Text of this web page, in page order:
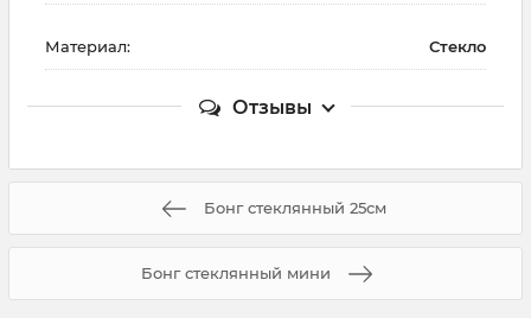
Материал: Стекло
Отзывы
Бонг стеклянный 25см
Бонг стеклянный мини